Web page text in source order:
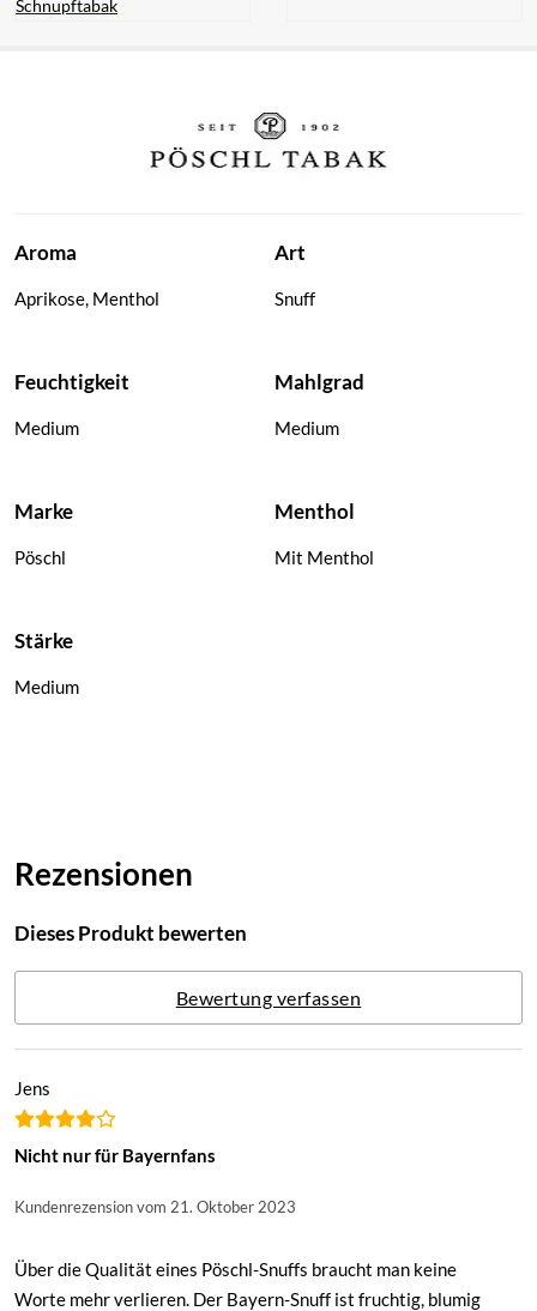
Schnupftabak
Aroma
Aprikose, Menthol
Art
Snuff
Feuchtigkeit
Medium
Mahlgrad
Medium
Marke
Pöschl
Menthol
Mit Menthol
Stärke
Medium
Rezensionen
Dieses Produkt bewerten
Bewertung verfassen
Jens
Nicht nur für Bayernfans
Kundenrezension vom 21. Oktober 2023
Über die Qualität eines Pöschl-Snuffs braucht man keine
Worte mehr verlieren. Der Bayern-Snuff ist fruchtig, blumig